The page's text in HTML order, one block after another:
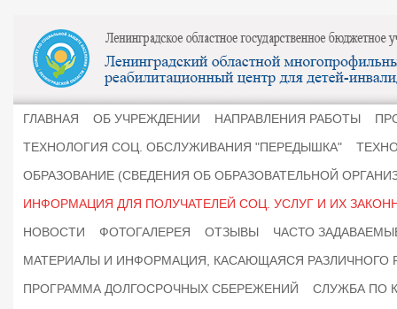
ГЛАВНАЯ ОБ УЧРЕЖДЕНИИ НАПРАВЛЕНИЯ РАБОТЫ
ТЕХНОЛОГИЯ СОЦ. ОБСЛУЖИВАНИЯ "ПЕРЕДЫШКА"
ОБРАЗОВАНИЕ (СВЕДЕНИЯ ОБ ОБРАЗОВАТЕЛЬНОЙ
ИНФОРМАЦИЯ ДЛЯ ПОЛУЧАТЕЛЕЙ СОЦ. УСЛУГ И ИХ
НОВОСТИ
ФОТОГАЛЕРЕЯ ОТЗЫВЫ
ЧАСТО
МАТЕРИАЛЫ И ИНФОРМАЦИЯ, КАСАЮЩАЯСЯ РАЗЛИЧНОГО
ПРОГРАММА ДОЛГОСРОЧНЫХ СБЕРЕЖЕНИЙ
СЛУЖБА ПО